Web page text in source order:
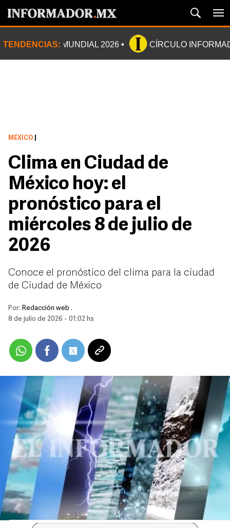
TENDENCIAS: MUNDIAL 2026 CÍRCULO
MÉXICO
Clima en Ciudad de
México hoy: el
pronóstico para el
miércoles 8 de julio de
2026
Conoce el pronóstico del clima para la ciudad
de Ciudad de México
Por: Redacción web .
8 de julio de 2026 - 01:02 hs